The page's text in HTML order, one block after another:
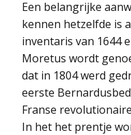
Een belangrijke
kennen hetzelfde is
inventaris van 1644
Moretus wordt
dat in 1804 werd
eerste
Franse
In het het prentje